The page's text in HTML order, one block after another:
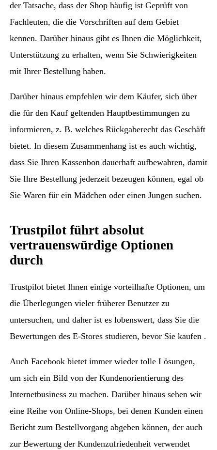
der Tatsache, dass der Shop häufig ist Geprüft von
Fachleuten, die die Vorschriften auf dem Gebiet
kennen. Darüber hinaus gibt es Ihnen die Möglichkeit,
Unterstützung zu erhalten, wenn Sie Schwierigkeiten
mit Ihrer Bestellung haben.
Darüber hinaus empfehlen wir dem Käufer, sich über
die für den Kauf geltenden Hauptbestimmungen zu
informieren, z. B. welches Rückgaberecht das Geschäft
bietet. In diesem Zusammenhang ist es auch wichtig,
dass Sie Ihren Kassenbon dauerhaft aufbewahren, damit
Sie Ihre Bestellung jederzeit bezeugen können, egal ob
Sie Waren für ein Mädchen oder einen Jungen suchen.
Trustpilot führt absolut
vertrauenswürdige Optionen
durch
Trustpilot bietet Ihnen einige vorteilhafte Optionen, um
die Überlegungen vieler früherer Benutzer zu
untersuchen, und daher ist es lobenswert, dass Sie die
Bewertungen des E-Stores studieren, bevor Sie kaufen .
Auch Facebook bietet immer wieder tolle Lösungen,
um sich ein Bild von der Kundenorientierung des
Internetbusiness zu machen. Darüber hinaus sehen wir
eine Reihe von Online-Shops, bei denen Kunden einen
Bericht zum Bestellvorgang abgeben können, der auch
zur Bewertung der Kundenzufriedenheit verwendet